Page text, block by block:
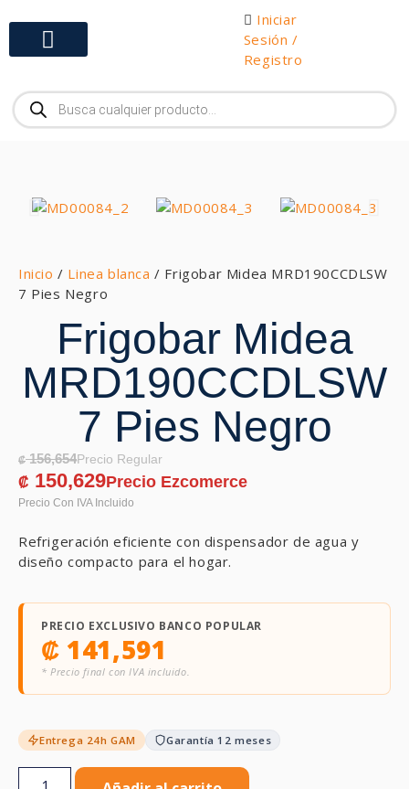
Iniciar
Sesión /
Registro
Inicio / Linea blanca / Frigobar Midea MRD190CCDLSW
7 Pies Negro
Frigobar Midea
MRD190CCDLSW
7 Pies Negro
₡156,654
₡ 150,629
Refrigeración eficiente con dispensador de agua y
diseño compacto para el hogar.
PRECIO EXCLUSIVO BANCO POPULAR
₡ 141,591
* Precio final con IVA incluido.
Entrega 24h GAM Garantía 12 meses